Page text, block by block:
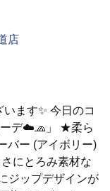
店
ます✨️ 今日のコ
ーデ☁️🧢」 ★柔ら
バー (アイボリー)
にとろみ素材な
ジップデザインが